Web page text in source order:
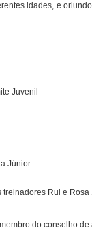
idades, e
Juvenil
Júnior
Rui e Rosa
do conselho